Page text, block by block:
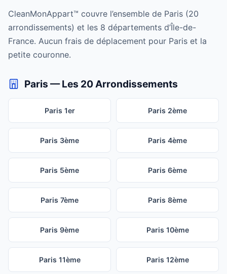
CleanMonAppart™ couvre l’ensemble de Paris (20
arrondissements) et les 8 départements d’Île-de-
France. Aucun frais de déplacement pour Paris et la
petite couronne.
Paris — Les 20 Arrondissements
Paris 1er Paris 2ème
Paris 3ème Paris 4ème
Paris 5ème Paris 6ème
Paris 7ème Paris 8ème
Paris 9ème Paris 10ème
Paris 11ème Paris 12ème